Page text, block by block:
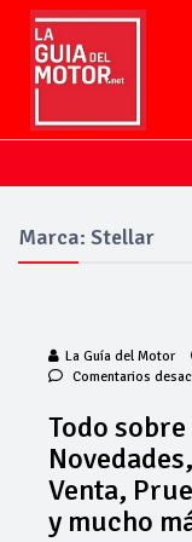
Marca: Stellar
La Guía del Motor
Comentarios
Todo
Venta,
y mucho